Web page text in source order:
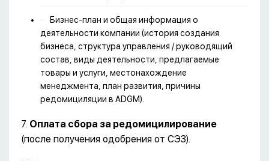
Бизнес-план и общая информация о
деятельности компании (история создания
бизнеса, структура управления / руководящий
состав, виды деятельности, предлагаемые
товары и услуги, местонахождение
менеджмента, план развития, причины
редомициляции в ADGM).
7. Оплата сбора за редомицилирование
(после получения одобрения от СЭЗ).